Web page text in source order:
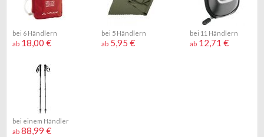
bei 6 Händlern
ab 18,00 €
bei 5 Händlern
ab 5,95 €
bei 11 Händlern
ab 12,71 €
bei einem Händler
ab 88,99 €